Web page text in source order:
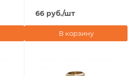
66 руб./шт
В корзину